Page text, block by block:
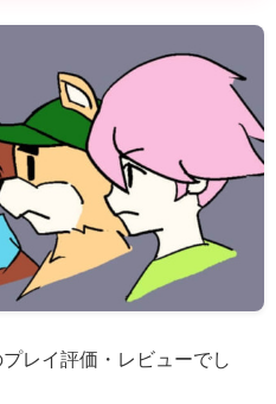
レイ評価・レビューでし